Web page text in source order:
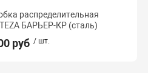
распределительная
БАРЬЕР-КР (сталь)
руб / шт.